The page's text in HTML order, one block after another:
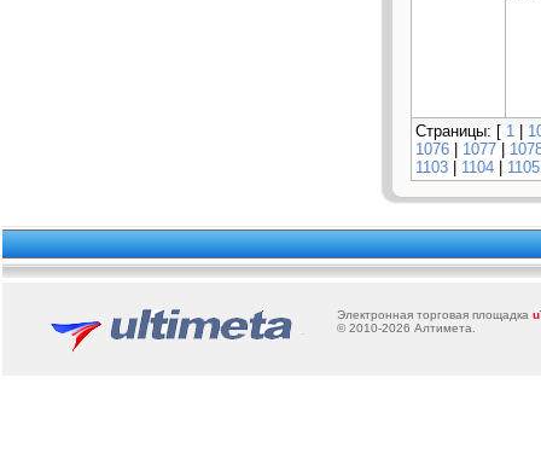
Страницы: [ 1 |
1076 | 1077 |
1103 | 1104 | 1105
Электронная торговая площадка u
© 2010-2026 Алтимета